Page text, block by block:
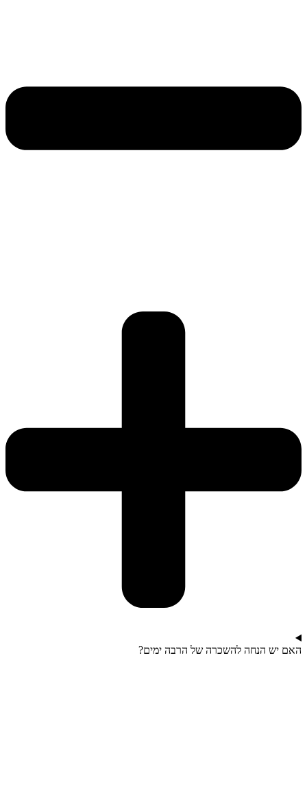
האם יש הנחה להשכרה של הרבה ימים?